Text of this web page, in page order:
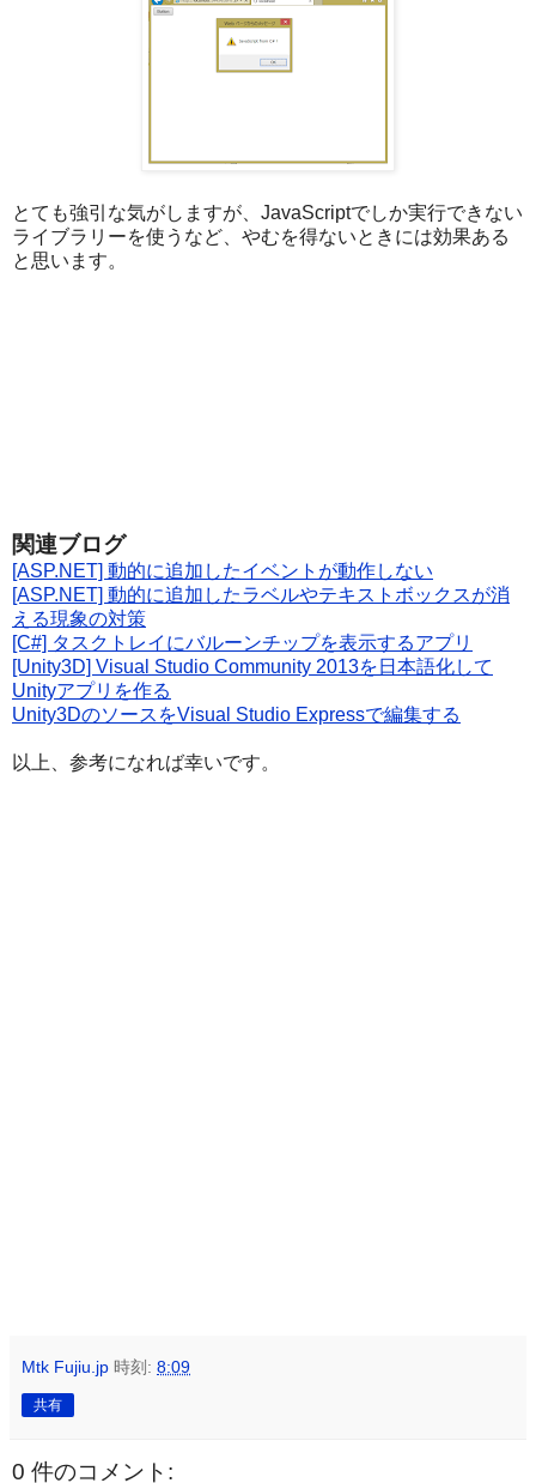
とても強引な気がしますが、JavaScriptでしか実行できない
ライブラリーを使うなど、やむを得ないときには効果ある
と思います。
関連ブログ
[ASP.NET] 動的に追加したイベントが動作しない
[ASP.NET] 動的に追加したラベルやテキストボックスが消
える現象の対策
[C#] タスクトレイにバルーンチップを表示するアプリ
[Unity3D] Visual Studio Community 2013を日本語化して
Unityアプリを作る
Unity3DのソースをVisual Studio Expressで編集する
以上、参考になれば幸いです。
Mtk Fujiu.jp 時刻: 8:09
共有
0 件のコメント: